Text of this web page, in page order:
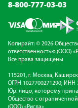
8-800-777-03-03
Копирайт: © 2026
ответственностью (ООО)
Все права защищены
115201, г. Москва,
ОГРН 1027700271290; ИНН
Юр. лицо, которому
Общество с ограниченной